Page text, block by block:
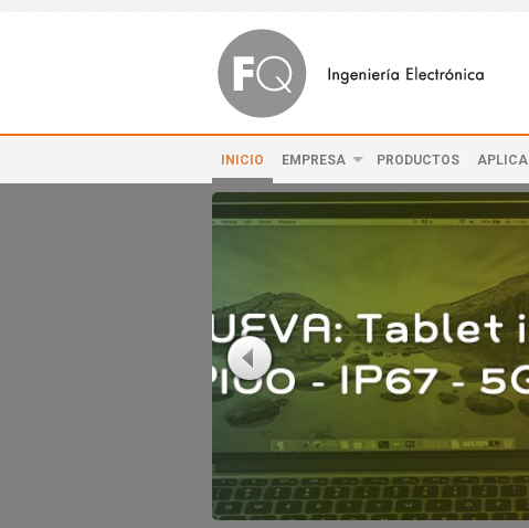
INICIO EMPRESA PRODUCTOS